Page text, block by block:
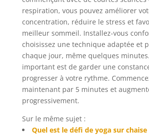
respiration, vous pouvez améliorer
concentration, réduire le stress et
meilleur sommeil. Installez-vous
choisissez une technique adaptée et
chaque jour, même quelques
important est de garder une
progresser à votre rythme.
maintenant par 5 minutes et
progressivement.
Sur le même sujet :
Quel est le défi de yoga sur